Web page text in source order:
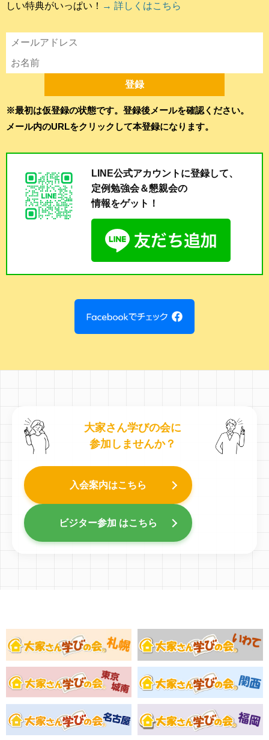
しい特典がいっぱい！ → 詳しくはこちら
※最初は仮登録の状態です。登録後メールを確認ください。
メール内のURLをクリックして本登録になります。
LINE公式アカウントに登録して、
定例勉強会＆懇親会の
情報をゲット！
大家さん学びの会に
参加しませんか？
入会案内はこちら
ビジター参加 はこちら